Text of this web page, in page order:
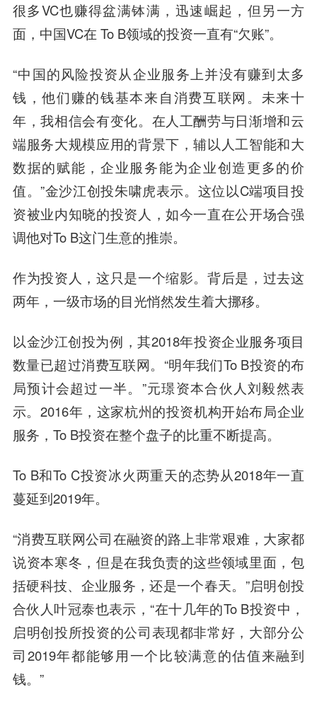
很多VC也赚得盆满钵满，迅速崛起，但另一方
面，中国VC在 To B领域的投资一直有“欠账”。
“中国的风险投资从企业服务上并没有赚到太多
钱，他们赚的钱基本来自消费互联网。未来十
年，我相信会有变化。在人工酬劳与日渐增和云
端服务大规模应用的背景下，辅以人工智能和大
数据的赋能，企业服务能为企业创造更多的价
值。”金沙江创投朱啸虎表示。这位以C端项目投
资被业内知晓的投资人，如今一直在公开场合强
调他对To B这门生意的推崇。
作为投资人，这只是一个缩影。背后是，过去这
两年，一级市场的目光悄然发生着大挪移。
以金沙江创投为例，其2018年投资企业服务项目
数量已超过消费互联网。“明年我们To B投资的布
局预计会超过一半。”元璟资本合伙人刘毅然表
示。2016年，这家杭州的投资机构开始布局企业
服务，To B投资在整个盘子的比重不断提高。
To B和To C投资冰火两重天的态势从2018年一直
蔓延到2019年。
“消费互联网公司在融资的路上非常艰难，大家都
说资本寒冬，但是在我负责的这些领域里面，包
括硬科技、企业服务，还是一个春天。”启明创投
合伙人叶冠泰也表示，“在十几年的To B投资中，
启明创投所投资的公司表现都非常好，大部分公
司2019年都能够用一个比较满意的估值来融到
钱。”